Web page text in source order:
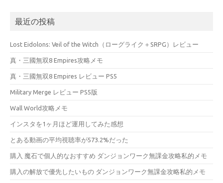
最近の投稿
Lost Eidolons: Veil of the Witch（ローグライク＋SRPG）レビュー
真・三國無双8 Empires攻略メモ
真・三國無双8 Empires レビュー PS5
Military Merge レビュー PS5版
Wall World攻略メモ
インスタを1ヶ月ほど運用してみた感想
とある動画の平均視聴率が573.2%だった
購入 魔石で個人的なおすすめ ダンジョンワーク無課金攻略私的メモ
購入の解放で優先したいもの ダンジョンワーク無課金攻略私的メモ